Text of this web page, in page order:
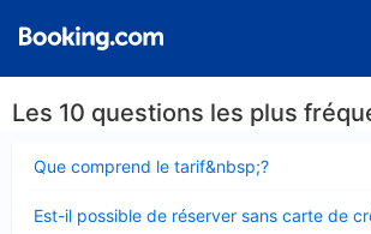
Les 10 questions les plus
Que comprend le tarif&nbsp;?
fermé
Est-il possible de réserver sans carte de
fermé